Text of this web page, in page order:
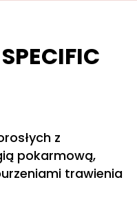
z
pokarmową,
trawienia